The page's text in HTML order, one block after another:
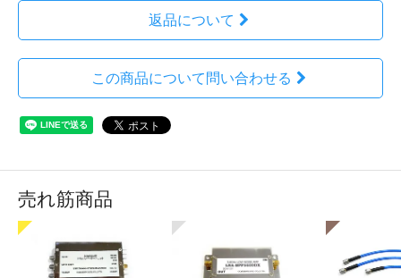
返品について
この商品について問い合わせる
売れ筋商品